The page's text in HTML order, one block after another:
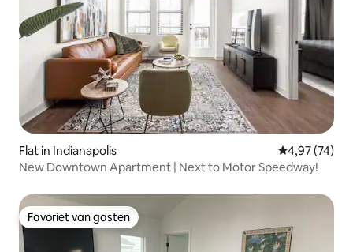
Flat in Indianapolis Gemiddelde
4,97 (74)
New Downtown Apartment | Next to Motor Speedway!
Favoriet van gasten
Favoriet van gasten